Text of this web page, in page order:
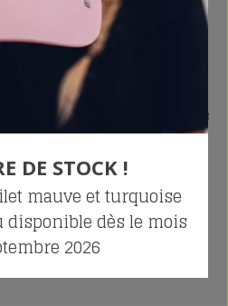
en or chez AMT
décembre 25, 2023
DE STOCK !
mauve et turquoise
disponible dès le mois
2026